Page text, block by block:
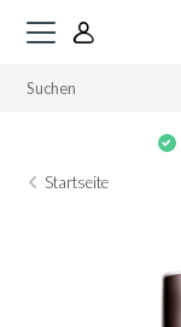
Startseite